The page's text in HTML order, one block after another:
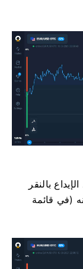
بالنقر
(في قائمة